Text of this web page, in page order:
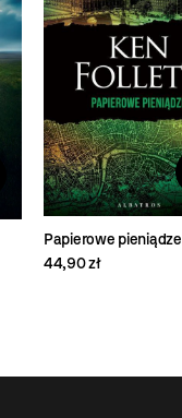
Papierowe pieniądze
44,90 zł